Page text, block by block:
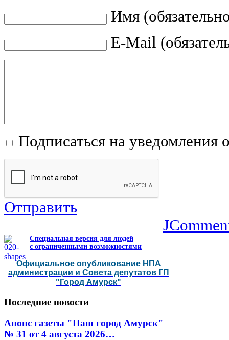
Имя
E-Mail
Подписаться на уведомления
Отправить
Специальная версия для людей
с ограниченными возможностями
Официальное опубликование НПА
администрации и Совета депутатов ГП
"Город Амурск"
Последние новости
Анонс газеты "Наш город Амурск"
№ 31 от 4 августа 2026…